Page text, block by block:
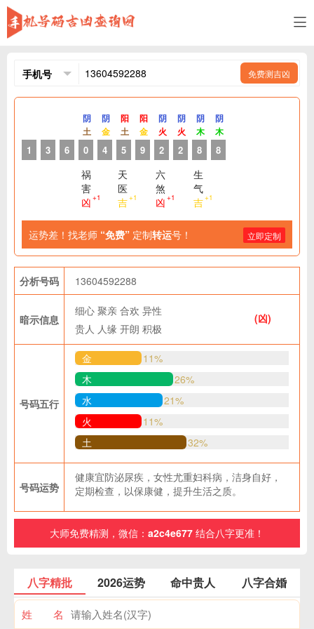
免费测吉凶
1 3 6
阴
土
0
阴
金
4
祸
害
凶 +1
阳
土
5
阳
金
9
天
医
吉+1
阴
火
2
阴
火
2
六
煞
凶 +1
阴
木
8
阴
木
8
生
气
吉+1
运势差！找老师 “免费” 定制转运号！ 立即定制
分析号码 13604592288
暗示信息
细心 聚亲 合欢 异性
贵人 人缘 开朗 积极
(凶)
号码五行
金
11%
木
26%
水
21%
火
11%
土
32%
号码运势
健康宜防泌尿疾，女性尤重妇科病，洁身自好，
定期检查，以保康健，提升生活之质。
大师免费精测，微信： a2c4e677 结合八字更准！
八字精批 2026运势 命中贵人 八字合婚
姓 名